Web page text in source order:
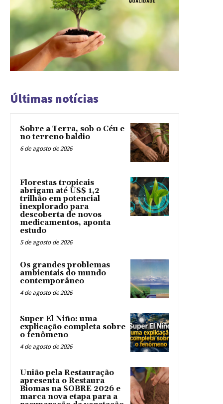
Últimas notícias
Sobre a Terra, sob o Céu e
no terreno baldio
6 de agosto de 2026
Florestas tropicais
abrigam até US$ 1,2
trilhão em potencial
inexplorado para
descoberta de novos
medicamentos, aponta
estudo
5 de agosto de 2026
Os grandes problemas
ambientais do mundo
contemporâneo
4 de agosto de 2026
Super El Niño: uma
explicação completa sobre
o fenômeno
4 de agosto de 2026
União pela Restauração
apresenta o Restaura
Biomas na SOBRE 2026 e
marca nova etapa para a